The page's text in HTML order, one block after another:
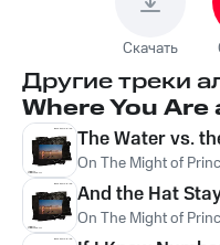
Скачать
Другие треки
Where You Are
The Water vs.
On The Might of
And the Hat
On The Might of